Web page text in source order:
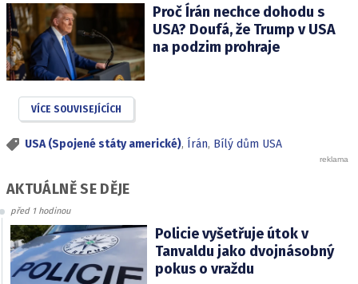
Proč Írán nechce dohodu s
USA? Doufá, že Trump v USA
na podzim prohraje
VÍCE SOUVISEJÍCÍCH
USA (Spojené státy americké), Írán, Bílý dům USA
AKTUÁLNĚ SE DĚJE
před 1 hodinou
Policie vyšetřuje útok v
Tanvaldu jako dvojnásobný
pokus o vraždu